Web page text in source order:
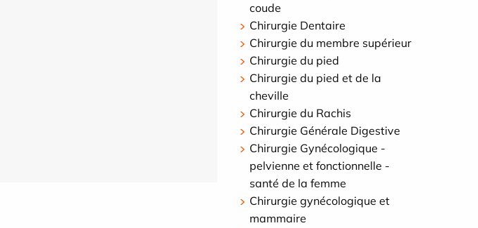
coude
Chirurgie Dentaire
Chirurgie du membre supérieur
Chirurgie du pied
Chirurgie du pied et de la
cheville
Chirurgie du Rachis
Chirurgie Générale Digestive
Chirurgie Gynécologique -
pelvienne et fonctionnelle -
santé de la femme
Chirurgie gynécologique et
mammaire